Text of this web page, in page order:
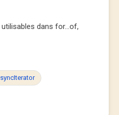
dans for...of,